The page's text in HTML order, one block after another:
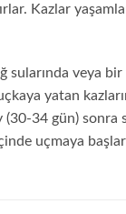
Kazlar
sularında veya
yatan
(30-34 gün) sonra
uçmaya